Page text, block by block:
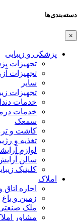
دسته‌بندی‌ها
×
پزشکی و زیبایی
تجهیزات
تجهیزات
سایر
تجهیزات
خدمات
خدمات
سمعک
کاشت و
تغذیه و
لوازم
سالن
کلینیک
املاک
اجاره
زمین و باغ
ملک
مشاور